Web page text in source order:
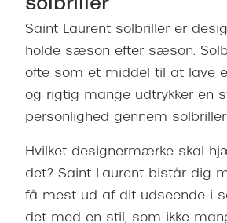
solbriller
Saint Laurent solbriller er
holde sæson efter sæson.
ofte som et middel til at lave
og rigtig mange udtrykker en
personlighed gennem
Hvilket designermærke skal
det? Saint Laurent bistår dig
få mest ud af dit udseende i
det med en stil, som ikke